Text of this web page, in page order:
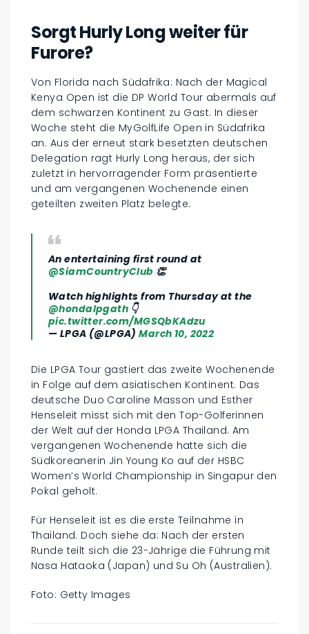
Sorgt Hurly Long weiter für
Furore?
Von Florida nach Südafrika: Nach der Magical
Kenya Open ist die DP World Tour abermals auf
dem schwarzen Kontinent zu Gast. In dieser
Woche steht die MyGolfLife Open in Südafrika
an. Aus der erneut stark besetzten deutschen
Delegation ragt Hurly Long heraus, der sich
zuletzt in hervorragender Form präsentierte
und am vergangenen Wochenende einen
geteilten zweiten Platz belegte.
An entertaining first round at
@SiamCountryClub 👏
Watch highlights from Thursday at the
@hondalpgath 👇
pic.twitter.com/MGSQbKAdzu
— LPGA (@LPGA)March 10, 2022
Die LPGA Tour gastiert das zweite Wochenende
in Folge auf dem asiatischen Kontinent. Das
deutsche Duo Caroline Masson und Esther
Henseleit misst sich mit den Top-Golferinnen
der Welt auf der Honda LPGA Thailand. Am
vergangenen Wochenende hatte sich die
Südkoreanerin Jin Young Ko auf der HSBC
Women’s World Championship in Singapur den
Pokal geholt.
Für Henseleit ist es die erste Teilnahme in
Thailand. Doch siehe da: Nach der ersten
Runde teilt sich die 23-Jährige die Führung mit
Nasa Hataoka (Japan) und Su Oh (Australien).
Foto: Getty Images